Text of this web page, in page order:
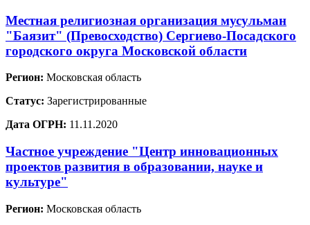
Местная религиозная организация мусульман
"Баязит" (Превосходство) Сергиево-Посадского
городского округа Московской области
Регион: Московская область
Статус: Зарегистрированные
Дата ОГРН: 11.11.2020
Частное учреждение "Центр инновационных
проектов развития в образовании, науке и
культуре"
Регион: Московская область